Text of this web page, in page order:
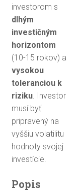
investorom s
dlhým
investičným
horizontom
(10-15 rokov) a
vysokou
toleranciou k
riziku. Investor
musí byť
pripravený na
vyššiu volatilitu
hodnoty svojej
investície.
Popis